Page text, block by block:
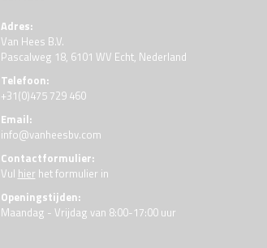
Adres:
Van Hees B.V.
Pascalweg 18, 6101 WV Echt, Nederland
Telefoon:
+31(0)475 729 460
Email:
info@vanheesbv.com
Contactformulier:
Vul hier het formulier in
Openingstijden:
Maandag - Vrijdag van 8:00-17:00 uur